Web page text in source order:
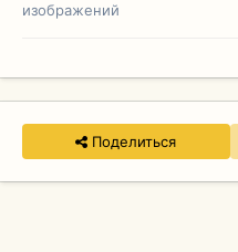
изображений
Поделиться